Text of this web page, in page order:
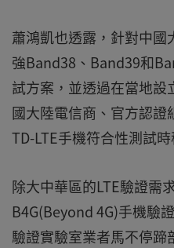
蕭鴻凱也透露，針對中
強Band38、Band39和
試方案，並透過在當地設
國大陸電信商、官方認
TD-LTE手機符合性測試時
除大中華區的LTE驗證需
B4G(Beyond 4G)手機驗
驗證實驗室業者馬不停蹄